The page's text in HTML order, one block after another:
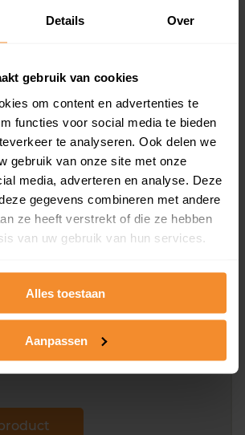
Details Over
gebruik van cookies
om content en advertenties te
functies voor social media te bieden
te analyseren. Ook delen we
gebruik van onze site met onze
media, adverteren en analyse. Deze
gegevens combineren met andere
ze heeft verstrekt of die ze hebben
van uw gebruik van hun services.
Alles toestaan
Aanpassen
alle verkochte woningen (koopsom
een postcodegebied. Dit
van het perceel en
luchtfoto!